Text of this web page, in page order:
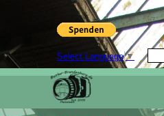
Select Language ▼